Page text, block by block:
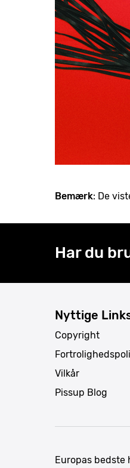
Bemærk: De
Har du
Nyttige
Copyright
Vilkår
Pissup Blog
Europas bedste